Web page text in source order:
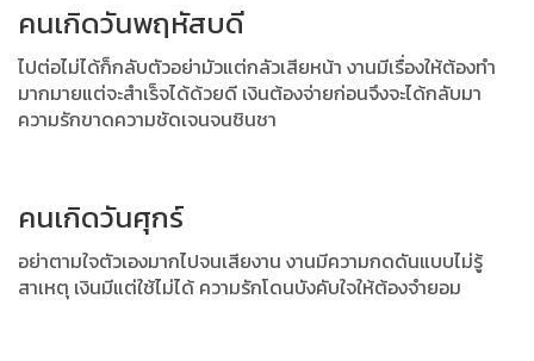
คนเกิดวันพฤหัสบดี
ไปต่อไม่ได้ก็กลับตัวอย่ามัวแต่กลัวเสียหน้า งานมีเรื่องให้ต้องทำ
มากมายแต่จะสำเร็จได้ด้วยดี เงินต้องจ่ายก่อนจึงจะได้กลับมา
ความรักขาดความชัดเจนจนชินชา
คนเกิดวันศุกร์
อย่าตามใจตัวเองมากไปจนเสียงาน งานมีความกดดันแบบไม่รู้
สาเหตุ เงินมีแต่ใช้ไม่ได้ ความรักโดนบังคับใจให้ต้องจำยอม